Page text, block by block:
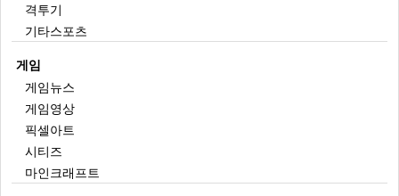
격투기
기타스포츠
게임
게임뉴스
게임영상
픽셀아트
시티즈
마인크래프트